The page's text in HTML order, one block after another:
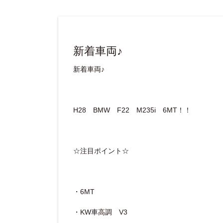
新着車両♪
新着車両♪
H28 BMW F22 M235i 6MT！！
☆注目ポイント☆
・6MT
・KW車高調 V3